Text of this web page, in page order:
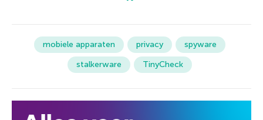
mobiele apparaten privacy
spyware
stalkerware
TinyCheck